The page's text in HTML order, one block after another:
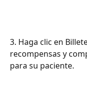
3. Haga clic en
recompensas y
para su paciente.